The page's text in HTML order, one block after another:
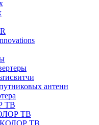
антенн
ТВ
ТВ
ТВ